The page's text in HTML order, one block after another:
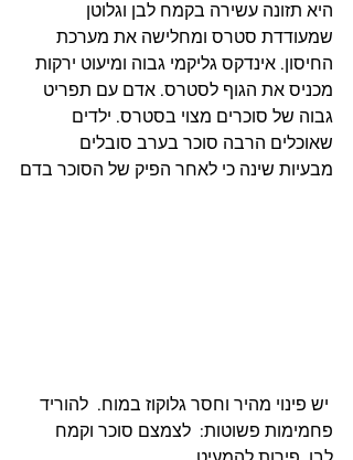
היא תזונה עשירה בקמח לבן וגלוטן
שמעודדת סטרס ומחלישה את מערכת
החיסון. אינדקס גליקמי גבוה ומיעוט ירקות
מכניס את הגוף לסטרס. אדם עם תפריט
גבוה של סוכרים מצוי בסטרס. ילדים
שאוכלים הרבה סוכר בערב סובלים
מבעיות שינה כי לאחר הפיק של הסוכר בדם
יש פינוי מהיר וחסר גלוקוז במוח.  להוריד
פחמימות פשוטות:  לצמצם סוכר וקמח